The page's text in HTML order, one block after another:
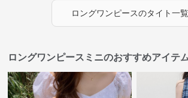
ロングワンピースのタイト一
ロングワンピースミニのおすすめアイテ